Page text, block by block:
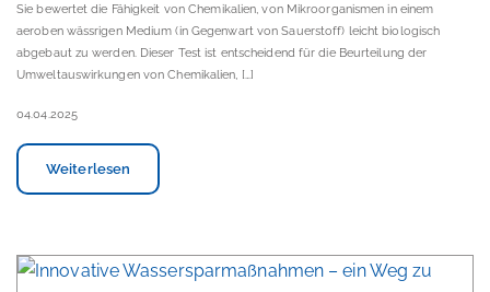
Sie bewertet die Fähigkeit von Chemikalien, von Mikroorganismen in einem
aeroben wässrigen Medium (in Gegenwart von Sauerstoff) leicht biologisch
abgebaut zu werden. Dieser Test ist entscheidend für die Beurteilung der
Umweltauswirkungen von Chemikalien, […]
04.04.2025
Weiterlesen